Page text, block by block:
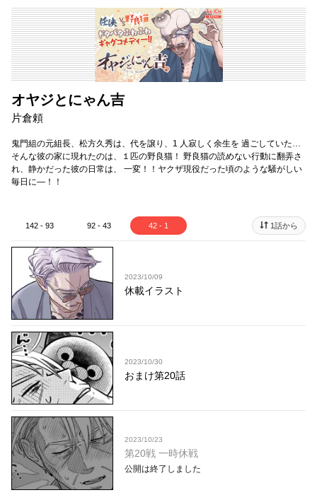
オヤジとにゃん吉
片倉頼
鬼門組の元組長、松方久秀は、代を譲り、1 人寂しく余生を 過ごしていた…
そんな彼の家に現れたのは、１匹の野良猫！ 野良猫の読めない行動に翻弄さ
れ、静かだった彼の日常は、 一変！！ヤクザ現役だった頃のような騒がしい
毎日に—！！
142 - 93 92 - 43 42 - 1 1話から
2023/10/09
休載イラスト
2023/10/30
おまけ第20話
2023/10/23
第20戦 一時休戦
公開は終了しました